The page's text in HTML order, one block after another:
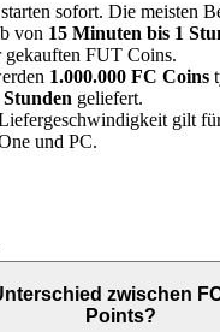
sofort. Die meisten
von 15 Minuten bis 1
gekauften FUT Coins.
1.000.000 FC Coins
Stunden geliefert.
gilt
und PC.
zwischen
Points?